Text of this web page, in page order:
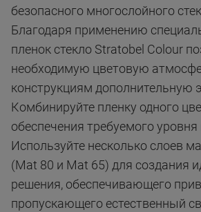
безопасного многослойного
Благодаря применению
пленок стекло Stratobel Colour
необходимую цветовую
конструкциям дополнительную
Комбинируйте пленку одного
обеспечения требуемого уровня
Используйте несколько слоев
(Mat 80 и Mat 65) для создания
решения, обеспечивающего
пропускающего естественный